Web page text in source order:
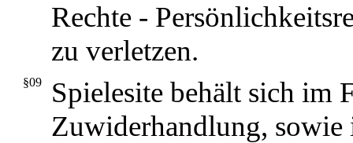
Rechte -
zu verletzen.
§09
Spielesite behält sich im
Zuwiderhandlung, sowie